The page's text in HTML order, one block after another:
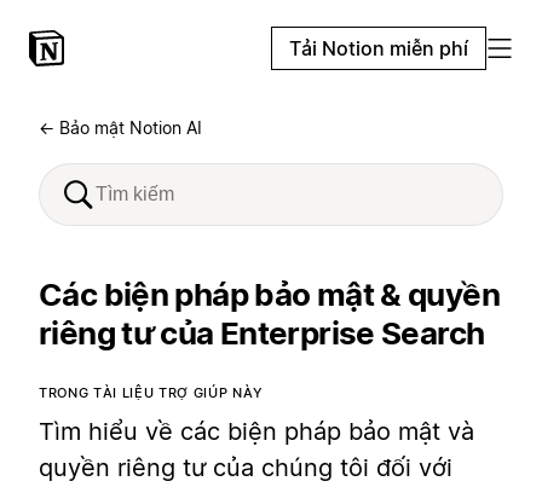
Tải Notion miễn phí
← Bảo mật Notion AI
Các biện pháp bảo mật & quyền
riêng tư của Enterprise Search
TRONG TÀI LIỆU TRỢ GIÚP NÀY
Tìm hiểu về các biện pháp bảo mật và
quyền riêng tư của chúng tôi đối với